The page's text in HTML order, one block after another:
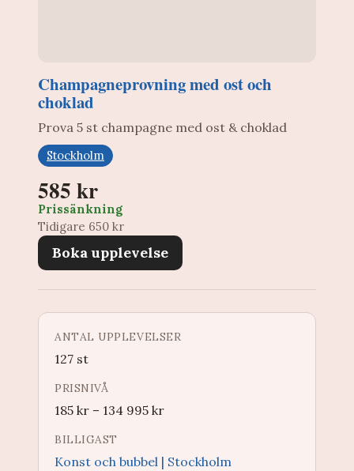
Champagneprovning med ost och
choklad
Prova 5 st champagne med ost & choklad
Stockholm
585 kr
Prissänkning
Tidigare 650 kr
Boka upplevelse
ANTAL UPPLEVELSER
127 st
PRISNIVÅ
185 kr – 134 995 kr
BILLIGAST
Konst och bubbel | Stockholm